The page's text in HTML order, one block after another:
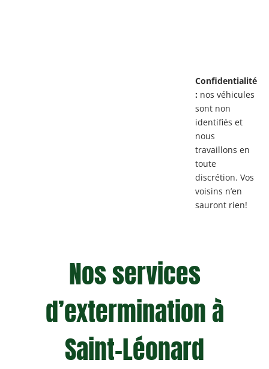
Confidentialité
:nos véhicules
sont non
identifiés et
nous
travaillons en
toute
discrétion. Vos
voisins n’en
sauront rien!
Nos services
d’extermination à
Saint-Léonard